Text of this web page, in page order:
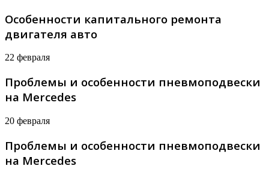
Особенности капитального ремонта
двигателя авто
22 февраля
Проблемы и особенности пневмоподвески
на Mercedes
20 февраля
Проблемы и особенности пневмоподвески
на Mercedes